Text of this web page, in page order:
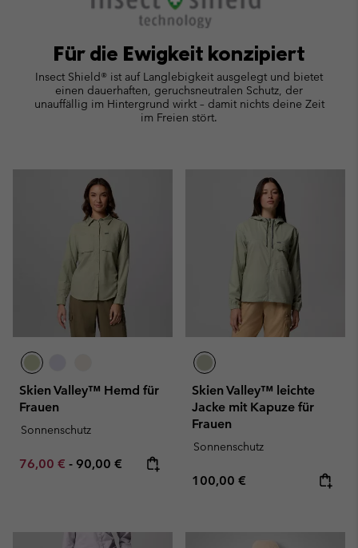
Für die Ewigkeit konzipiert
Insect Shield® ist auf Langlebigkeit ausgelegt und bietet
einen dauerhaften, geruchsneutralen Schutz, der
unauffällig im Hintergrund wirkt – damit nichts deine Zeit
im Freien stört.
Skien Valley™ Hemd für
Frauen
Sonnenschutz
Minimum sale price:
76,00 € - Maximum price:
90,00 €
Skien Valley™ leichte
Jacke mit Kapuze für
Frauen
Sonnenschutz
Regular price:
100,00 €